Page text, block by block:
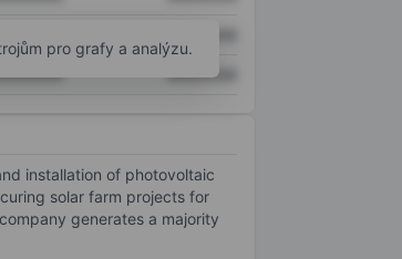
XXXXXXX
pro grafy a analýzu.
installation of photovoltaic
solar farm projects for
generates a majority